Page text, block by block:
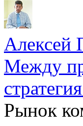
Алексей
Между
Рынок